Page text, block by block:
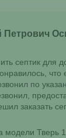
Петрович
септик для
что
по
заказать
модели Тверь